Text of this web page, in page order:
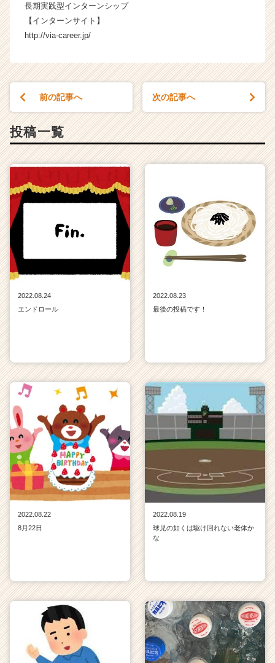
長期実践型インターンシップ
【インターンサイト】
http://via-career.jp/
前の記事へ 次の記事へ
投稿一覧
2022.08.24
エンドロール
2022.08.23
最後の投稿です！
2022.08.22
8月22日
2022.08.19
球児の如くは駆け回れない老体か
な